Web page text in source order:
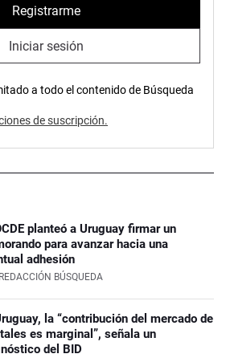
Registrarme
Iniciar sesión
a todo el contenido de Búsqueda
de suscripción.
planteó a Uruguay firmar un
para avanzar hacia una
adhesión
REDACCIÓN BÚSQUEDA
la “contribución del mercado de
es marginal”, señala un
del BID